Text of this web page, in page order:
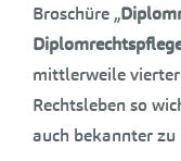
Broschüre „
mittlerweile
Rechtsleben so
auch bekannter zu